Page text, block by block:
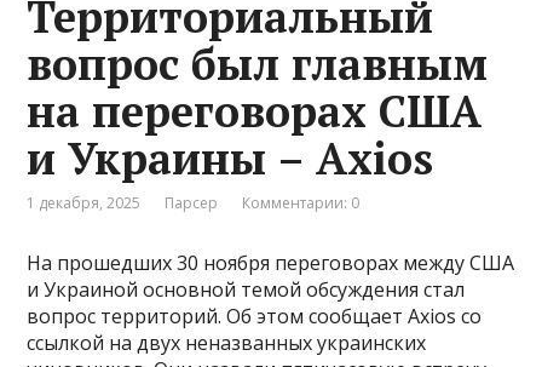
Территориальный
вопрос был главным
на переговорах США
и Украины – Axios
1 декабря, 2025 Парсер Комментарии: 0
На прошедших 30 ноября переговорах между США
и Украиной основной темой обсуждения стал
вопрос территорий. Об этом сообщает Axios со
ссылкой на двух неназванных украинских